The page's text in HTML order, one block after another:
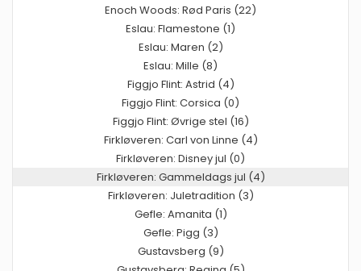
Enoch Woods: Rød Paris (22)
Eslau: Flamestone (1)
Eslau: Maren (2)
Eslau: Mille (8)
Figgjo Flint: Astrid (4)
Figgjo Flint: Corsica (0)
Figgjo Flint: Øvrige stel (16)
Firkløveren: Carl von Linne (4)
Firkløveren: Disney jul (0)
Firkløveren: Gammeldags jul (4)
Firkløveren: Juletradition (3)
Gefle: Amanita (1)
Gefle: Pigg (3)
Gustavsberg (9)